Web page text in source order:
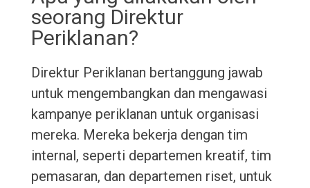
seorang Direktur
Periklanan?
Direktur Periklanan bertanggung jawab
untuk mengembangkan dan mengawasi
kampanye periklanan untuk organisasi
mereka. Mereka bekerja dengan tim
internal, seperti departemen kreatif, tim
pemasaran, dan departemen riset, untuk